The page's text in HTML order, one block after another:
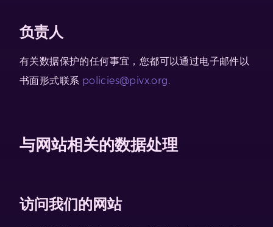
负责人
有关数据保护的任何事宜，您都可以通过电子邮件以
书面形式联系 policies@pivx.org.
与网站相关的数据处理
访问我们的网站